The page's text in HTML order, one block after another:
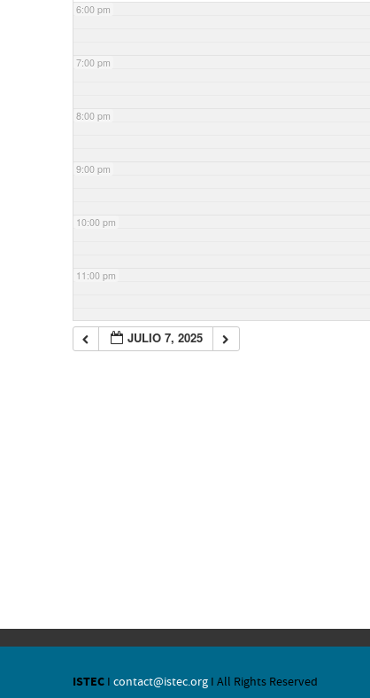
6:00 pm
7:00 pm
8:00 pm
9:00 pm
10:00 pm
11:00 pm
JULIO 7, 2025
ISTEC I contact@istec.org I All Rights Reserved